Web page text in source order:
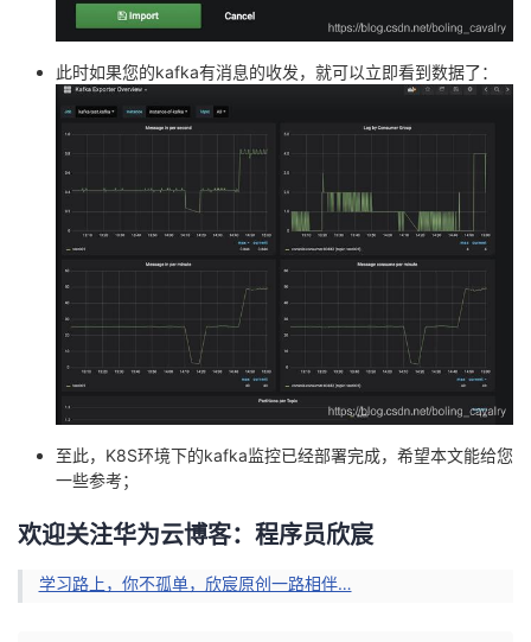
此时如果您的kafka有消息的收发，就可以立即看到数据了：
至此，K8S环境下的kafka监控已经部署完成，希望本文能给您
一些参考；
欢迎关注华为云博客：程序员欣宸
学习路上，你不孤单，欣宸原创一路相伴…